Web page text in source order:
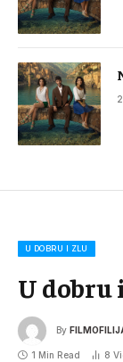
U DOBRU I ZLU
U dobru
By
1 Min Read 8